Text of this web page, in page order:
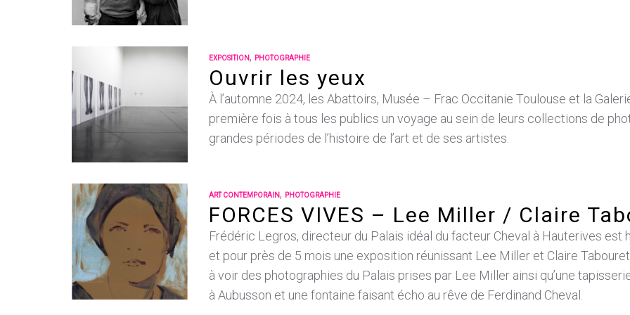
EXPOSITION , PHOTOGRAPHIE
Ouvrir les yeux
À l’automne 2024, les Abattoirs, Musée – Frac Occitanie Toulouse et la
première fois à tous les publics un voyage au sein de leurs collections de
grandes périodes de l’histoire de l’art et de ses artistes.
ART CONTEMPORAIN , PHOTOGRAPHIE
FORCES VIVES – Lee Miller / Claire
Frédéric Legros, directeur du Palais idéal du facteur Cheval à Hauterives est
et pour près de 5 mois une exposition réunissant Lee Miller et Claire
à voir des photographies du Palais prises par Lee Miller ainsi qu’une
à Aubusson et une fontaine faisant écho au rêve de Ferdinand Cheval.